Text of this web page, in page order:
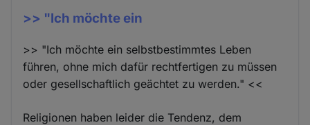
>> "Ich möchte ein
>> "Ich möchte ein selbstbestimmtes Leben
führen, ohne mich dafür rechtfertigen zu müssen
oder gesellschaftlich geächtet zu werden." <<
Religionen haben leider die Tendenz, dem